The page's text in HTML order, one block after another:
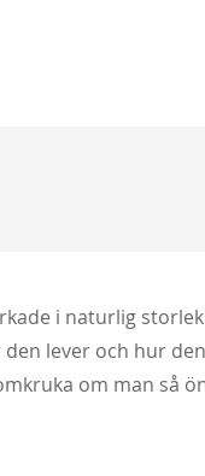
i naturlig
lever och hur
om man så